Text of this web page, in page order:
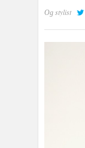
Одstylist